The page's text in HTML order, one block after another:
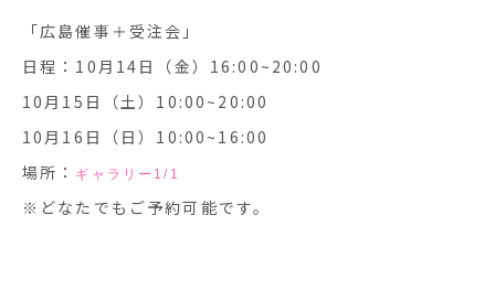
「広島催事＋受注会」
日程：10月14日（金）16:00~20:00
10月15日（土）10:00~20:00
10月16日（日）10:00~16:00
場所：
ギャラリー1/1
※どなたでもご予約可能です。